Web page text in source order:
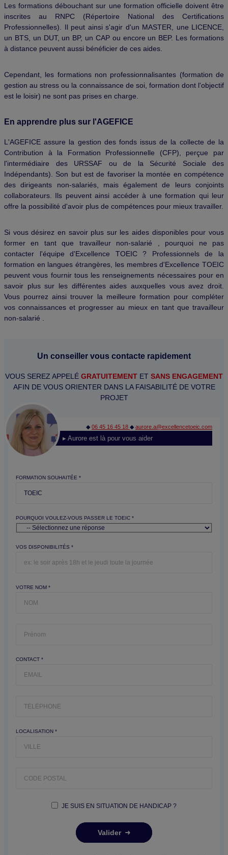
Les formations débouchant sur une formation officielle doivent être
inscrites au RNPC (Répertoire National des Certifications
Professionnelles). Il peut ainsi s'agir d'un MASTER, une LICENCE,
un BTS, un DUT, un BP, un CAP ou encore un BEP. Les formations
à distance peuvent aussi bénéficier de ces aides.
Cependant, les formations non professionnalisantes (formation de
gestion au stress ou la connaissance de soi, formation dont l'objectif
est le loisir) ne sont pas prises en charge.
En apprendre plus sur l'AGEFICE
L'AGEFICE assure la gestion des fonds issus de la collecte de la
Contribution à la Formation Professionnelle (CFP), perçue par
l'intermédiaire des URSSAF ou de la Sécurité Sociale des
Indépendants). Son but est de favoriser la montée en compétence
des dirigeants non-salariés, mais également de leurs conjoints
collaborateurs. Ils peuvent ainsi accéder à une formation qui leur
offre la possibilité d'avoir plus de compétences pour mieux travailler.
Si vous désirez en savoir plus sur les aides disponibles pour vous
former en tant que travailleur non-salarié , pourquoi ne pas
contacter l'équipe d'Excellence TOEIC ? Professionnels de la
formation en langues étrangères, les membres d'Excellence TOEIC
peuvent vous fournir tous les renseignements nécessaires pour en
savoir plus sur les différentes aides auxquelles vous avez droit.
Vous pourrez ainsi trouver la meilleure formation pour compléter
vos connaissances et progresser au mieux en tant que travailleur
non-salarié .
Un conseiller vous contacte rapidement
VOUS SEREZ APPELÉ GRATUITEMENT ET SANS ENGAGEMENT
AFIN DE VOUS ORIENTER DANS LA FAISABILITÉ DE VOTRE
PROJET
◆ 06 45 16 45 18 ◆ aurore.a@excellencetoeic.com
▸ Aurore est là pour vous aider
FORMATION SOUHAITÉE *
POURQUOI VOULEZ-VOUS PASSER LE TOEIC *
VOS DISPONIBILITÉS *
VOTRE NOM *
CONTACT *
LOCALISATION *
JE SUIS EN SITUATION DE HANDICAP ?
Valider